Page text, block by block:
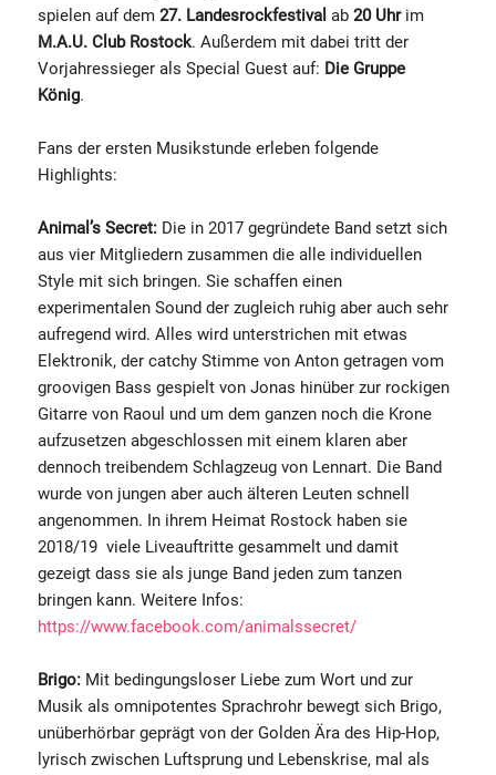
spielen auf dem 27. Landesrockfestival ab 20 Uhrim
M.A.U. Club Rostock. Außerdem mit dabei tritt der
Vorjahressieger als Special Guest auf: Die Gruppe
König.
Fans der ersten Musikstunde erleben folgende
Highlights:
Animal’s Secret: Die in 2017 gegründete Band setzt sich
aus vier Mitgliedern zusammen die alle individuellen
Style mit sich bringen. Sie schaffen einen
experimentalen Sound der zugleich ruhig aber auch sehr
aufregend wird. Alles wird unterstrichen mit etwas
Elektronik, der catchy Stimme von Anton getragen vom
groovigen Bass gespielt von Jonas hinüber zur rockigen
Gitarre von Raoul und um dem ganzen noch die Krone
aufzusetzen abgeschlossen mit einem klaren aber
dennoch treibendem Schlagzeug von Lennart. Die Band
wurde von jungen aber auch älteren Leuten schnell
angenommen. In ihrem Heimat Rostock haben sie
2018/19 viele Liveauftritte gesammelt und damit
gezeigt dass sie als junge Band jeden zum tanzen
bringen kann. Weitere Infos:
https://www.facebook.com/animalssecret/
Brigo: Mit bedingungsloser Liebe zum Wort und zur
Musik als omnipotentes Sprachrohr bewegt sich Brigo,
unüberhörbar geprägt von der Golden Ära des Hip-Hop,
lyrisch zwischen Luftsprung und Lebenskrise, mal als